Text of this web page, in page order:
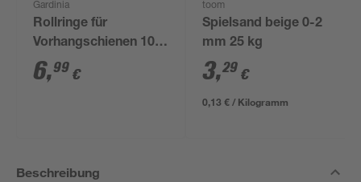
Gardinia
Rollringe für
Vorhangschienen 100
Stück
6,99 €
toom
Spielsand beige 0-2
mm 25 kg
3,29 €
0,13 € / Kilogramm
Beschreibung